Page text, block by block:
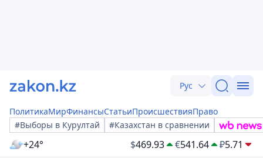
Рус
ПолитикаМирФинансыСтатьиПроисшествияПраво
#Выборы в Курултай
#Казахстан в сравнении
+24° $469.93 €541.64 ₽5.71